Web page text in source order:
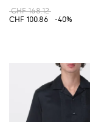
CHF 168.12
CHF 100.86
-40%